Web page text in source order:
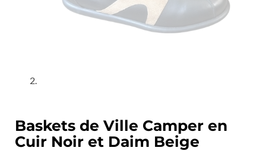
Baskets de Ville Camper en
Cuir Noir et Daim Beige